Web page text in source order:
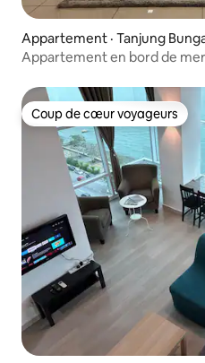
Appartement · Tanjung
Appartement en bord de mer
Coup de cœur voyageurs
Coup de cœur voyageurs